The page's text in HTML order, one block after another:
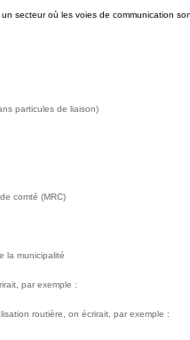
secteur où les voies de communication
particules de liaison)
comté (MRC)
la municipalité
par exemple :
routière, on écrirait, par exemple :